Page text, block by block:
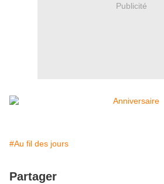
Publicité
#Au fil des jours
Partager